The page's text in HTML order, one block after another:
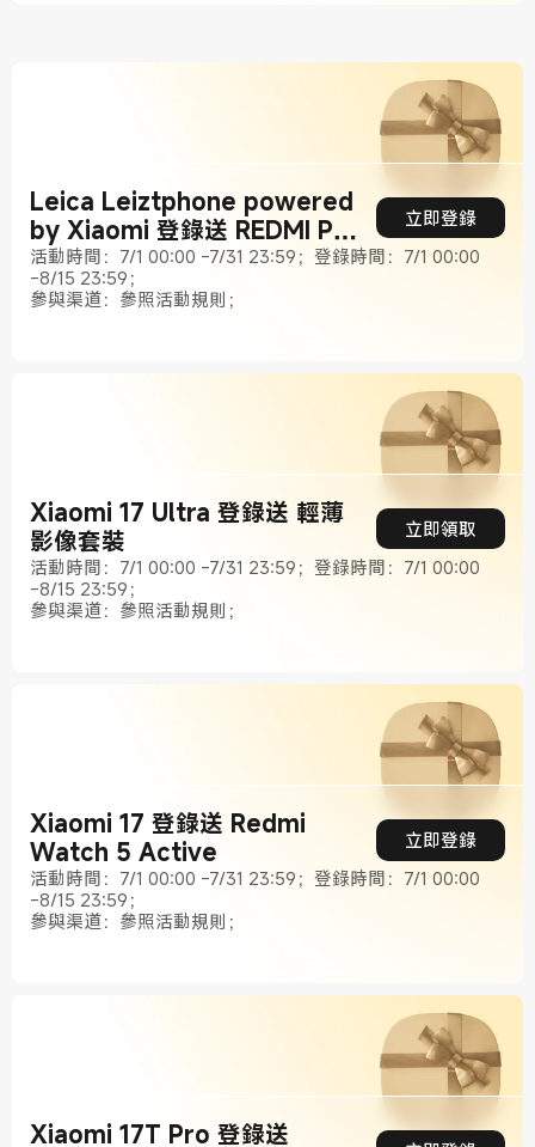
Leica Leiztphone powered
by Xiaomi 登錄送 REDMI Pad
2 9.7 4G
立即登錄
活動時間：7/1 00:00 -7/31 23:59；登錄時間：7/1 00:00
-8/15 23:59；
參與渠道：參照活動規則；
Xiaomi 17 Ultra 登錄送 輕薄
影像套裝
立即領取
活動時間：7/1 00:00 -7/31 23:59；登錄時間：7/1 00:00
-8/15 23:59；
參與渠道：參照活動規則；
Xiaomi 17 登錄送 Redmi
Watch 5 Active
立即登錄
活動時間：7/1 00:00 -7/31 23:59；登錄時間：7/1 00:00
-8/15 23:59；
參與渠道：參照活動規則；
Xiaomi 17T Pro 登錄送